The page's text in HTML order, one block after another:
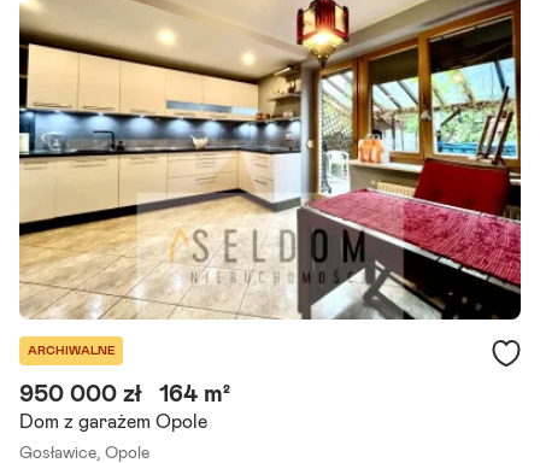
Oferta tylko w naszym biurze! Idealna Inwestycja! nowa cena Serde
cznie zapraszam do zapoznania się z ofertą sprzedaży nieruchomo
ści inwestycyjnej położonej na gruncie o powierzchni 1522.
Szczegóły ogłoszenia
ARCHIWALNE
Dom z garażem Opole
Gosławice, Opole
950 000 zł 164 m²